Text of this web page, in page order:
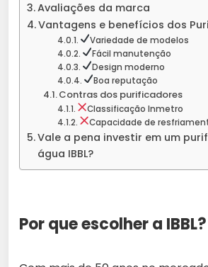
Avaliações da marca
Vantagens e benefícios dos
Variedade de modelos
Fácil manutenção
Design moderno
Boa reputação
Contras dos purificadores
Classificação Inmetro
Capacidade de
Vale a pena investir em um
água IBBL?
Por que escolher a IBBL?